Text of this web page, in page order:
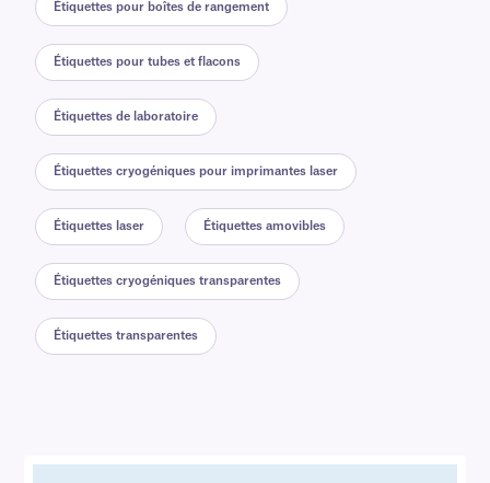
Étiquettes pour boîtes de rangement
Étiquettes pour tubes et flacons
Étiquettes de laboratoire
Étiquettes cryogéniques pour imprimantes laser
Étiquettes laser Étiquettes amovibles
Étiquettes cryogéniques transparentes
Étiquettes transparentes